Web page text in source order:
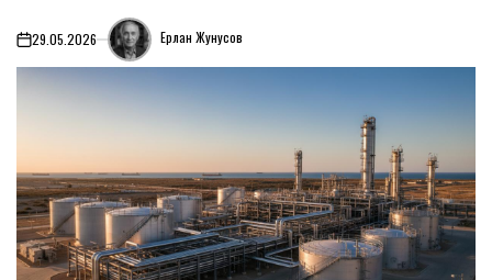
on29.05.2026 Ерлан Жунусов